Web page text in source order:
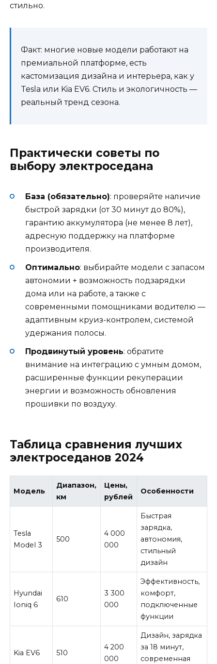
стильно.
Факт: многие новые модели работают на
премиальной платформе, есть
кастомизация дизайна и интерьера, как у
Tesla или Kia EV6. Стиль и экологичность —
реальный тренд сезона.
Практически советы по
выбору электроседана
База (обязательно): проверяйте наличие
быстрой зарядки (от 30 минут до 80%),
гарантию аккумулятора (не менее 8 лет),
адресную поддержку на платформе
производителя.
Оптимально: выбирайте модели с запасом
автономии + возможность подзарядки
дома или на работе, а также с
современными помощниками водителю —
адаптивным круиз-контролем, системой
удержания полосы.
Продвинутый уровень: обратите
внимание на интеграцию с умным домом,
расширенные функции рекуперации
энергии и возможность обновления
прошивки по воздуху.
Таблица сравнения лучших
электроседанов 2024
Модель
Диапазон,
км
Цены,
рублей
Особенности
Tesla
Model 3
500
4 000
000
Быстрая
зарядка,
автономия,
стильный
дизайн
Hyundai
Ioniq 6
610
3 300
000
Эффективность,
комфорт,
подключенные
функции
Kia EV6 510
4 200
000
Дизайн, зарядка
за 18 минут,
современная